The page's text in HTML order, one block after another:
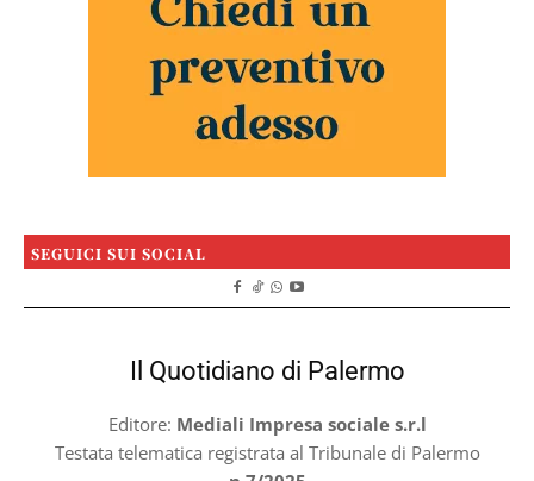
SEGUICI SUI SOCIAL
Il Quotidiano di Palermo
Editore: Mediali Impresa sociale s.r.l
Testata telematica registrata al Tribunale di Palermo